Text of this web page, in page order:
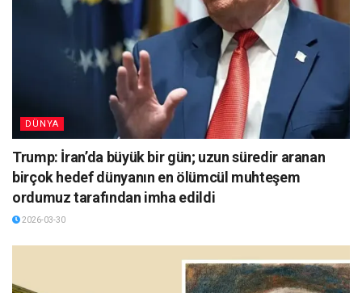
DÜNYA
Trump: İran’da büyük bir gün; uzun süredir aranan
birçok hedef dünyanın en ölümcül muhteşem
ordumuz tarafından imha edildi
2026-03-30